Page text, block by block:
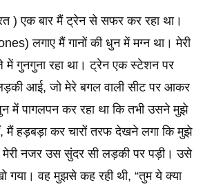
) एक बार मैं ट्रेन से सफर कर रहा था।
लगाए मैं गानों की धुन में मग्न था। मेरी
गुनगुना रहा था। ट्रेन एक स्टेशन पर
आई, जो मेरे बगल वाली सीट पर आकर
में पागलपन कर रहा था कि तभी उसने मुझे
हड़बड़ा कर चारों तरफ देखने लगा कि मुझे
मेरी नजर उस सुंदर सी लड़की पर पड़ी। उसे
गया। वह मुझसे कह रही थी, “तुम ये क्या